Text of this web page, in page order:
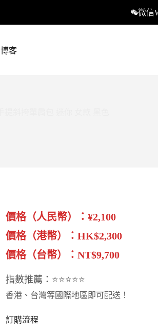
微信
博客
價格（人民幣）：¥2,100
價格（港幣）：HK$2,300
價格（台幣）：NT$9,700
指數推薦：⭐⭐⭐⭐⭐
香港、台灣等國際地區即可配送！
訂購流程